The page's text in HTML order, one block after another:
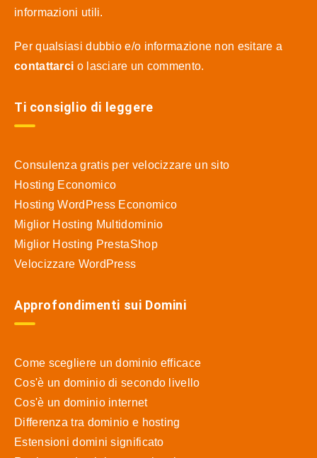
informazioni utili.
Per qualsiasi dubbio e/o informazione non esitare a
contattarci o lasciare un commento.
Ti consiglio di leggere
Consulenza gratis per velocizzare un sito
Hosting Economico
Hosting WordPress Economico
Miglior Hosting Multidominio
Miglior Hosting PrestaShop
Velocizzare WordPress
Approfondimenti sui Domini
Come scegliere un dominio efficace
Cos'è un dominio di secondo livello
Cos'è un dominio internet
Differenza tra dominio e hosting
Estensioni domini significato